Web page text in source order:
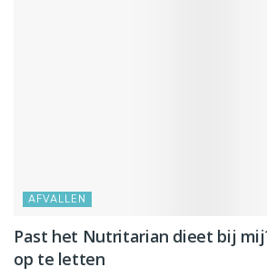
AFVALLEN
Past het Nutritarian dieet bij
op te letten